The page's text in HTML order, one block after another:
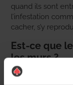
quand ils sont
l’infestation
cacher, s’y
Est-ce que
les murs ?